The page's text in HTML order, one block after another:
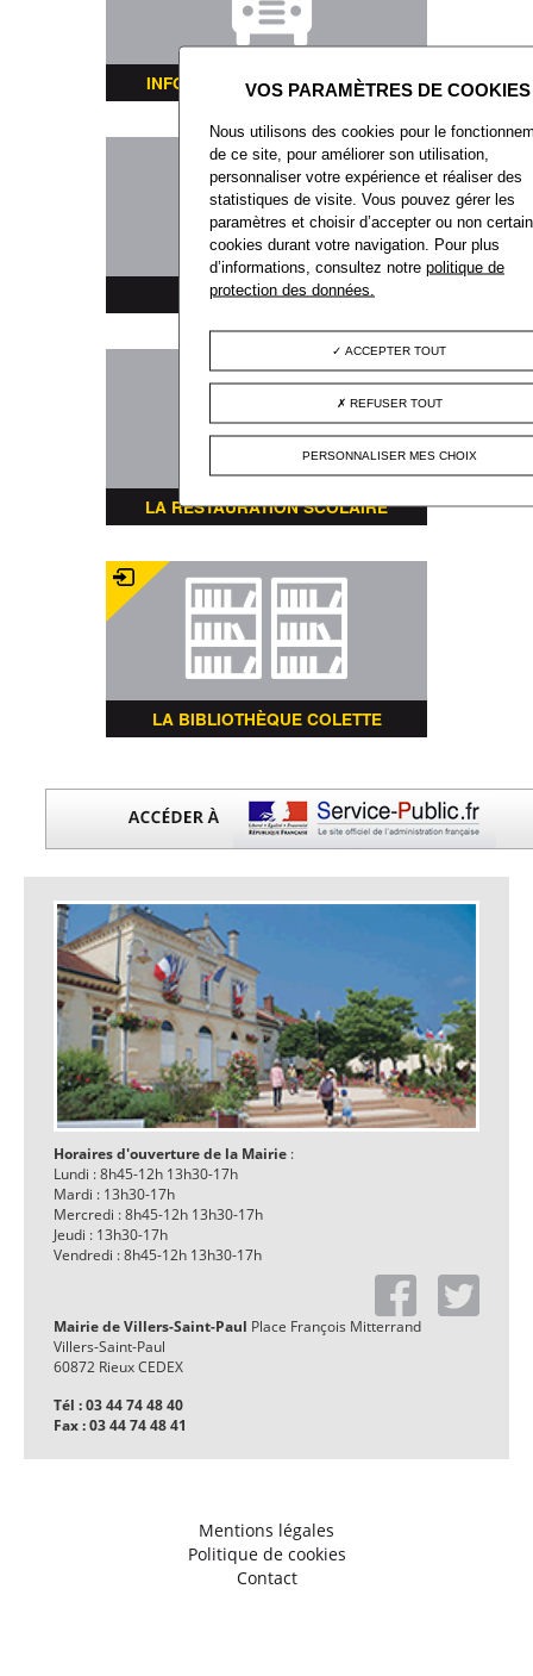
INFORMATIONS TRANSPORTS
PLAN DE LA VILLE
LA RESTAURATION SCOLAIRE
LA BIBLIOTHÈQUE COLETTE
Horaires d'ouverture de la Mairie :
Lundi : 8h45-12h 13h30-17h
Mardi : 13h30-17h
Mercredi : 8h45-12h 13h30-17h
Jeudi : 13h30-17h
Vendredi : 8h45-12h 13h30-17h
Mairie de Villers-Saint-Paul Place François Mitterrand
Villers-Saint-Paul
60872 Rieux CEDEX
Tél : 03 44 74 48 40
Fax : 03 44 74 48 41
Mentions légales
Politique de cookies
Contact
Nous utilisons des cookies pour le
de ce site, pour améliorer son utilisation,
personnaliser votre expérience et réaliser des
statistiques de visite. Vous pouvez gérer les
paramètres et choisir d’accepter ou non
cookies durant votre navigation. Pour plus
d’informations, consultez notrepolitique de
protection des données.
ACCEPTER TOUT
REFUSER TOUT
PERSONNALISER MES CHOIX